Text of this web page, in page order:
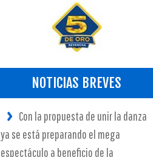
NOTICIAS BREVES
Con la propuesta de unir la danza
ya se está preparando el mega
espectáculo a beneficio de la